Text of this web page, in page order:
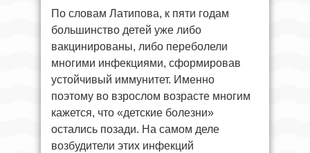
По словам Латипова, к пяти годам
большинство детей уже либо
вакцинированы, либо переболели
многими инфекциями, сформировав
устойчивый иммунитет. Именно
поэтому во взрослом возрасте многим
кажется, что «детские болезни»
остались позади. На самом деле
возбудители этих инфекций